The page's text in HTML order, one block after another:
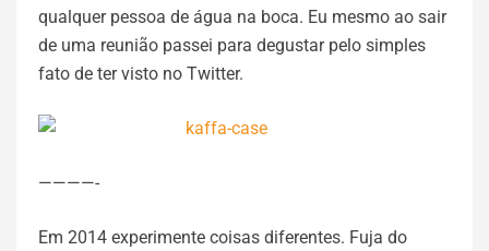
qualquer pessoa de água na boca. Eu mesmo ao sair
de uma reunião passei para degustar pelo simples
fato de ter visto no Twitter.
————-
Em 2014 experimente coisas diferentes. Fuja do